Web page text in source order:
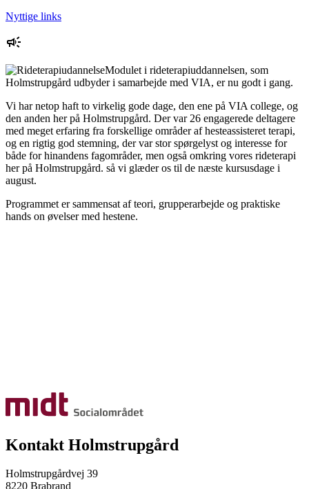
Nyttige links
Modulet i rideterapiuddannelsen, som
Holmstrupgård udbyder i samarbejde med VIA, er nu godt i gang.
Vi har netop haft to virkelig gode dage, den ene på VIA college, og
den anden her på Holmstrupgård. Der var 26 engagerede deltagere
med meget erfaring fra forskellige områder af hesteassisteret terapi,
og en rigtig god stemning, der var stor spørgelyst og interesse for
både for hinandens fagområder, men også omkring vores rideterapi
her på Holmstrupgård. så vi glæder os til de næste kursusdage i
august.
Programmet er sammensat af teori, grupperarbejde og praktiske
hands on øvelser med hestene.
Kontakt Holmstrupgård
Holmstrupgårdvej 39
8220 Brabrand